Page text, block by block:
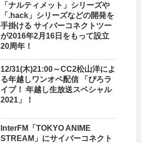
「ナルティメット」シリーズや
「.hack」シリーズなどの開発を
手掛ける サイバーコネクトツー
が2016年2月16日をもって設立
20周年！
12/31(木)21:00～CC2松山洋によ
る年越しワンオペ配信 「ぴろラ
イブ！ 年越し生放送スペシャル
2021」！
InterFM「TOKYO ANIME
STREAM」にサイバーコネクト